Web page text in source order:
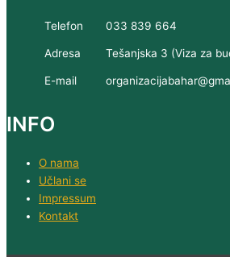
Telefon 033 839 664
Adresa Tešanjska 3 (Viza za
E-mail
INFO
O nama
Učlani se
Impressum
Kontakt